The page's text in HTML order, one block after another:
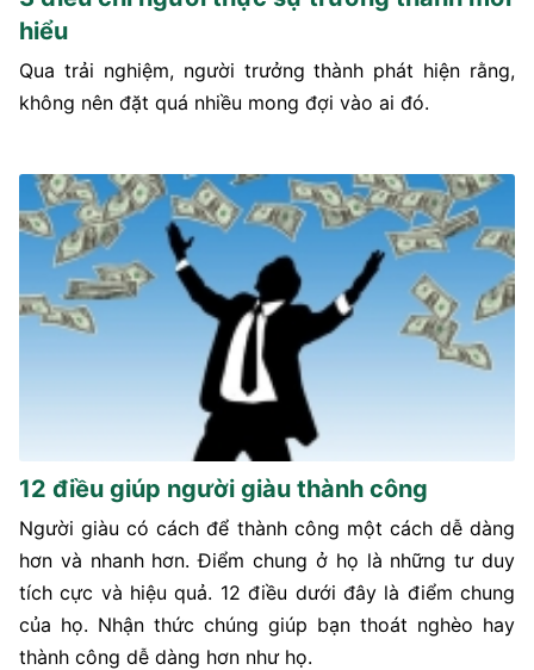
hiểu
Qua trải nghiệm, người trưởng thành phát hiện rằng,
không nên đặt quá nhiều mong đợi vào ai đó.
12 điều giúp người giàu thành công
Người giàu có cách để thành công một cách dễ dàng
hơn và nhanh hơn. Điểm chung ở họ là những tư duy
tích cực và hiệu quả. 12 điều dưới đây là điểm chung
của họ. Nhận thức chúng giúp bạn thoát nghèo hay
thành công dễ dàng hơn như họ.